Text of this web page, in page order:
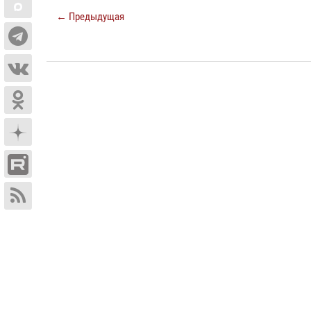
← Предыдущая